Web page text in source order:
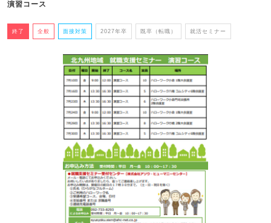
演習コース
終了 全般 面接対策 2027年卒 既卒（転職） 就活セミナー